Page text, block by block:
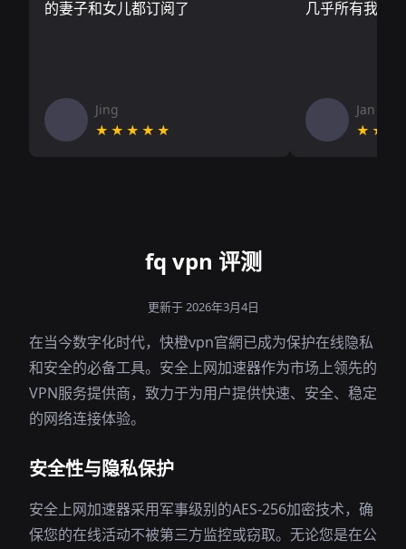
的妻子和女儿都订阅了
Jing
★★★★★
几乎所有我需
Jan V
fq vpn 评测
更新于 2026年3月4日
在当今数字化时代，快橙vpn官網已成为保护在线隐私
和安全的必备工具。安全上网加速器作为市场上领先的
VPN服务提供商，致力于为用户提供快速、安全、稳定
的网络连接体验。
安全性与隐私保护
安全上网加速器采用军事级别的AES-256加密技术，确
保您的在线活动不被第三方监控或窃取。无论您是在公